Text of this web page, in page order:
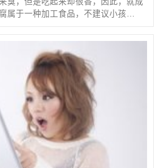
属于一种加工食品，不建议小孩…